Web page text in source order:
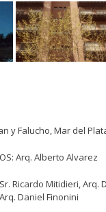
y Falucho, Mar del
Arq. Alberto Alvarez
Sr. Ricardo Mitidieri, Arq.
Daniel Finonini